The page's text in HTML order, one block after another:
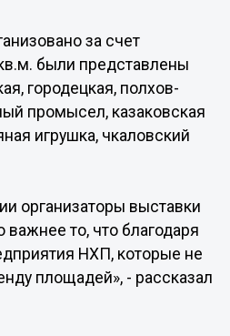
за счет
были представлены
городецкая, полхов-
промысел, казаковская
игрушка, чкаловский
организаторы выставки
то, что благодаря
НХП, которые не
площадей», - рассказал